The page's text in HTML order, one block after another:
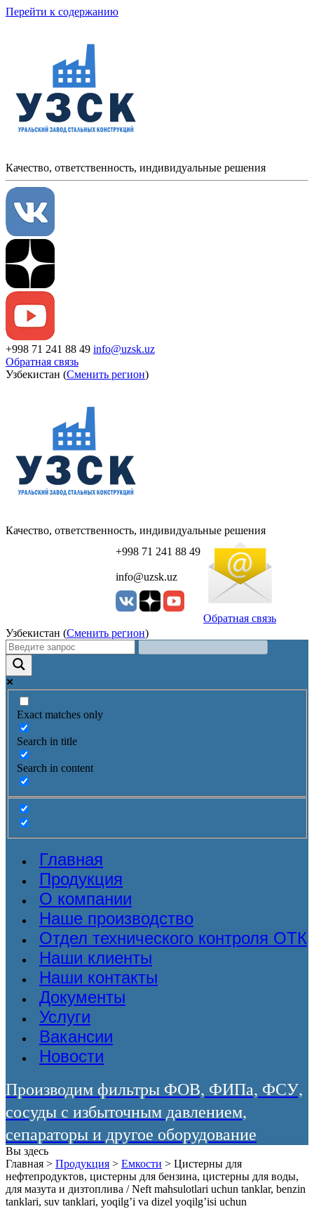
Перейти к содержанию
Качество, ответственность, индивидуальные решения
+998 71 241 88 49 info@uzsk.uz
Обратная связь
Узбекистан (Сменить регион)
Качество, ответственность, индивидуальные решения
+998 71 241 88 49
info@uzsk.uz
Обратная связь
Узбекистан (Сменить регион)
Exact matches only
Search in title
Search in content
Главная
Продукция
О компании
Наше производство
Отдел технического контроля ОТК
Наши клиенты
Наши контакты
Документы
Услуги
Вакансии
Новости
Производим фильтры ФОВ, ФИПа, ФСУ,
сосуды с избыточным давлением,
сепараторы и другое оборудование
Вы здесь
Главная > Продукция > Емкости > Цистерны для
нефтепродуктов, цистерны для бензина, цистерны для воды,
для мазута и дизтоплива / Neft mahsulotlari uchun tanklar, benzin
tanklari, suv tanklari, yoqilg’i va dizel yoqilg’isi uchun